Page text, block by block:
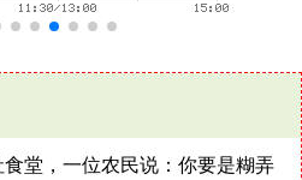
堂，一位农民说：你要是糊弄